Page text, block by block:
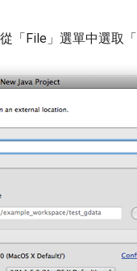
「File」選單中選取「